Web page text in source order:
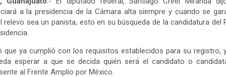
a la presidencia de la Cámara alta siempre y cuando se
relevo sea un panista, esto en su búsqueda de la candidatura del
que ya cumplió con los requisitos establecidos para su registro,
esperar a que se decida quién será el candidato o
al Frente Amplio por México.